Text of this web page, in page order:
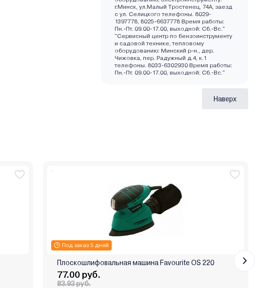
г.Минск, ул.Малый Тростенец, 74А, заезд
с ул. Селицкого телефоны. 8029-
1397778, 8025-6637778 Время работы:
Пн.-Пт. 09.00-17.00, выходной: Cб.-Вс."
"Сервисный центр по бензоинструменту
и садовой технике, тепловому
оборудованию: Минский р-н., дер.
Чижовка, пер. Радужный д.4, к.1
телефоны. 8033-6302930 Время работы:
Пн.-Пт. 09.00-17.00, выходной: Cб.-Вс."
Наверх
Под заказ 5 дней
Плоскошлифовальная машина Favourite OS 220
77.00 руб.
83.93 руб.